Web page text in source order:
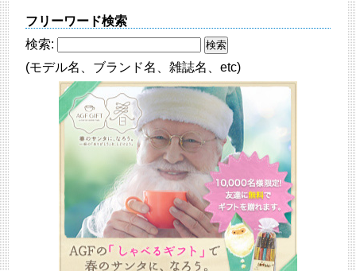
フリーワード検索
検索:
(モデル名、ブランド名、雑誌名、etc)